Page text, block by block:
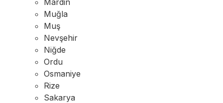
Mardin
Muğla
Muş
Nevşehir
Niğde
Ordu
Osmaniye
Rize
Sakarya